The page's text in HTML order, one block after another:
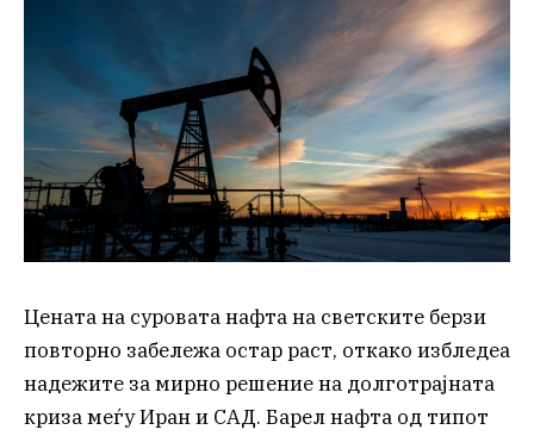
Цената на суровата нафта на светските берзи
повторно забележа остар раст, откако избледеа
надежите за мирно решение на долготрајната
криза меѓу Иран и САД. Барел нафта од типот